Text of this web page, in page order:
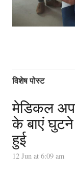
विशेष पोस्ट
मेडिकल
के बाएं
हुई
12 Jun at 6:09 am